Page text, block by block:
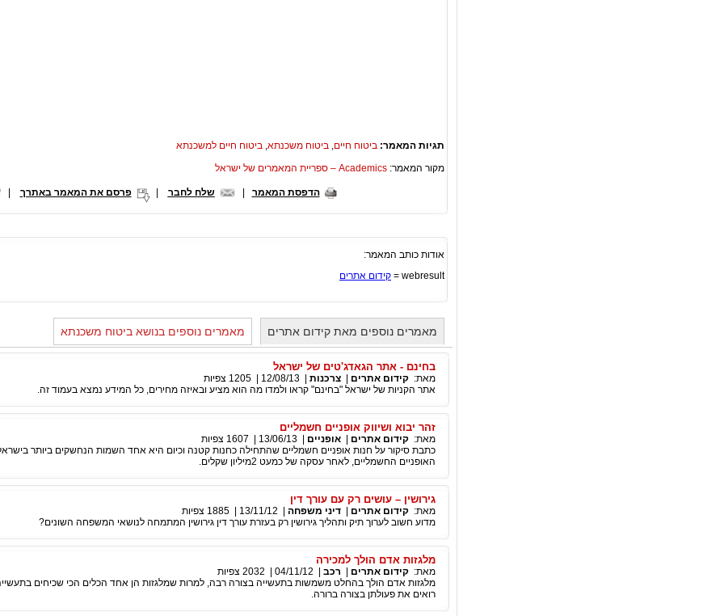
תגיות המאמר: ביטוח חיים, ביטוח משכנתא, ביטוח חיים למשכנתא
מקור המאמר: Academics – ספריית המאמרים של ישראל
הדפסת המאמר שלח לחבר פרסם את המאמר באתרך |
אודות כותב המאמר:
webresult =
קידום אתרים
מאמרים נוספים מאת קידום אתרים מאמרים נוספים בנושא ביטוח משכנתא
בחינם - אתר הגאדג'טים של ישראל
מאת: קידום אתרים צרכנות 12/08/13
1205 צפיות
אתר הקניות של ישראל "בחינם" קראו ולמדו מה הוא מציע ובאיזה מחירים, כל המידע נמצא בעמוד זה.
זהר יבוא ושיווק אופניים חשמליים
מאת: קידום אתרים אופניים 13/06/13
1607 צפיות
כתבת סיקור על חנות אופניים חשמליים שהתחילה כחנות קטנה וכיום היא אחד השמות הנחשקים ביותר
האופניים החשמליים, לאחר עסקה של כמעט 2מיליון שקלים.
גירושין – עושים רק עם עורך דין
מאת: קידום אתרים דיני משפחה 13/11/12
1885 צפיות
מדוע חשוב לערוך תיק ותהליך גירושין רק בעזרת עורך דין גירושין המתמחה לנושאי המשפחה השונים?
מלגזות אדם הולך למכירה
מאת: קידום אתרים רכב 04/11/12
2032 צפיות
מלגזות אדם הולך בהחלט משמשות בתעשייה בצורה רבה, למרות שמלגזות הן אחד הכלים הכי שכיחים
רואים את פעולתן בצורה ברורה.